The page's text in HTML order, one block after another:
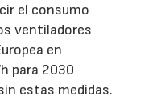
el consumo
ventiladores
en
para 2030
estas medidas.